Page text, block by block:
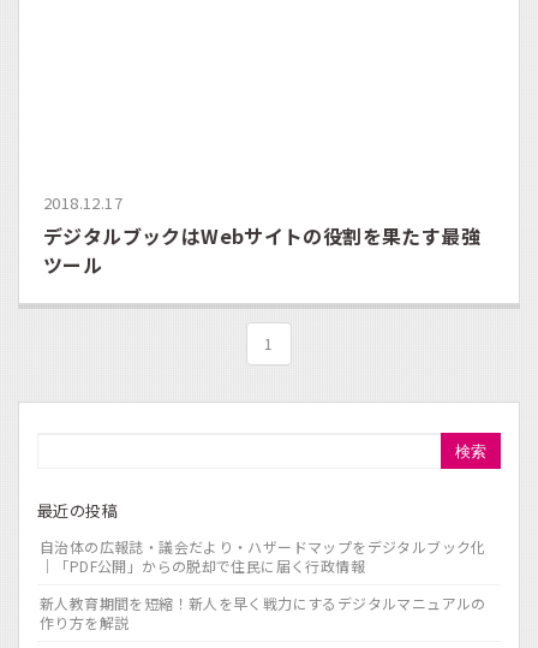
2018.12.17
デジタルブックはWebサイトの役割を果たす最強
ツール
1
検索
最近の投稿
自治体の広報誌・議会だより・ハザードマップをデジタルブック化
｜「PDF公開」からの脱却で住民に届く行政情報
新人教育期間を短縮！新人を早く戦力にするデジタルマニュアルの
作り方を解説